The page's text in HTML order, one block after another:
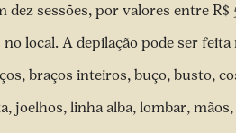
dez sessões, por valores entre
local. A depilação pode ser
braços inteiros, buço, busto,
joelhos, linha alba, lombar,